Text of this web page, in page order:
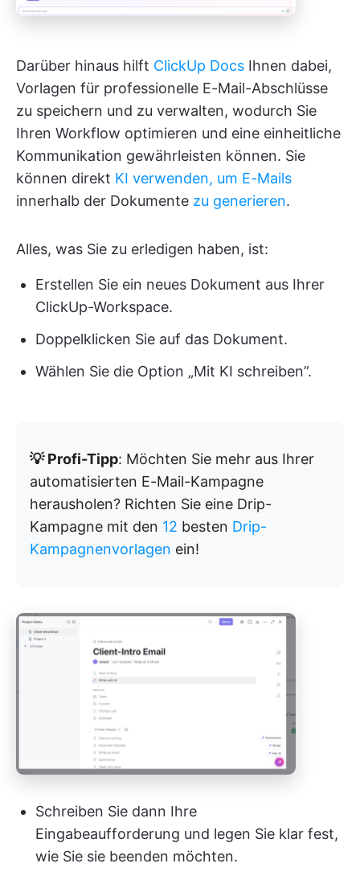
Darüber hinaus hilft ClickUp Docs Ihnen dabei,
Vorlagen für professionelle E-Mail-Abschlüsse
zu speichern und zu verwalten, wodurch Sie
Ihren Workflow optimieren und eine einheitliche
Kommunikation gewährleisten können. Sie
können direkt KI verwenden, um E-Mails
innerhalb der Dokumente zu generieren.
Alles, was Sie zu erledigen haben, ist:
Erstellen Sie ein neues Dokument aus Ihrer
ClickUp-Workspace.
Doppelklicken Sie auf das Dokument.
Wählen Sie die Option „Mit KI schreiben”.
💡 Profi-Tipp: Möchten Sie mehr aus Ihrer
automatisierten E-Mail-Kampagne
herausholen? Richten Sie eine Drip-
Kampagne mit den 12 besten Drip-
Kampagnenvorlagen ein!
Schreiben Sie dann Ihre
Eingabeaufforderung und legen Sie klar fest,
wie Sie sie beenden möchten.